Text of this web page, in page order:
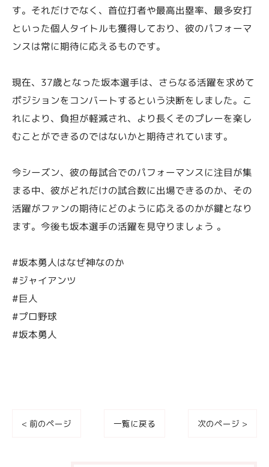
す。それだけでなく、首位打者や最高出塁率、最多安打
といった個人タイトルも獲得しており、彼のパフォーマ
ンスは常に期待に応えるものです。
現在、37歳となった坂本選手は、さらなる活躍を求めて
ポジションをコンバートするという決断をしました。こ
れにより、負担が軽減され、より長くそのプレーを楽し
むことができるのではないかと期待されています。
今シーズン、彼の毎試合でのパフォーマンスに注目が集
まる中、彼がどれだけの試合数に出場できるのか、その
活躍がファンの期待にどのように応えるのかが鍵となり
ます。今後も坂本選手の活躍を見守りましょう 。
#坂本勇人はなぜ神なのか
#ジャイアンツ
#巨人
#プロ野球
#坂本勇人
< 前のページ 一覧に戻る 次のページ >